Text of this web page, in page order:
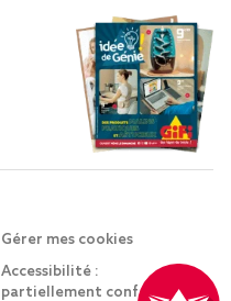
Gérer mes cookies
Accessibilité :
partiellement conforme